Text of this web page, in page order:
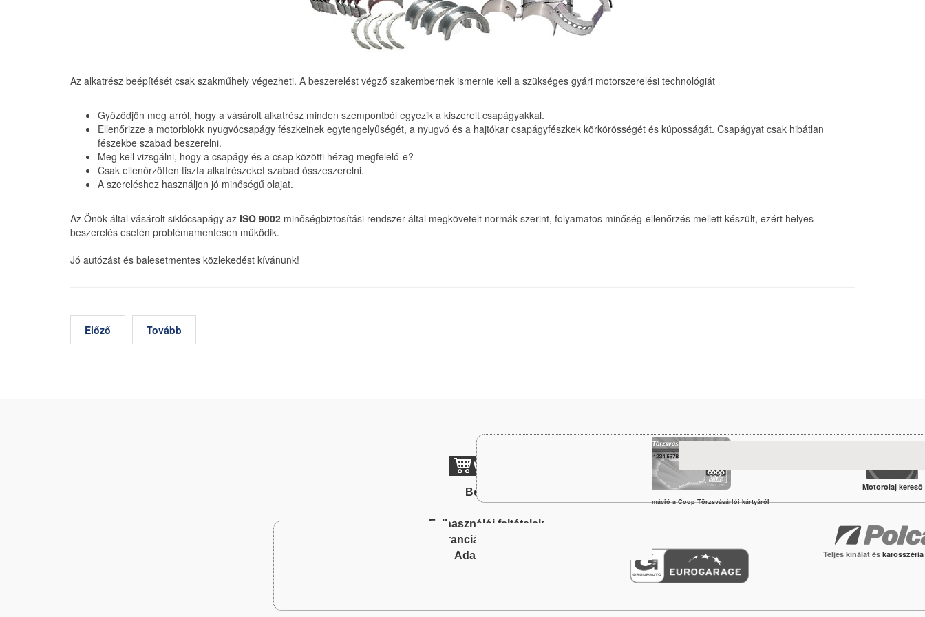
Az alkatrész beépítését csak szakműhely végezheti. A beszerelést végző szakembernek ismernie kell a szükséges gyári motorszerelési technológiát
Győződjön meg arról, hogy a vásárolt alkatrész minden szempontból egyezik a kiszerelt csapágyakkal.
Ellenőrizze a motorblokk nyugvócsapágy fészkeinek egytengelyűségét, a nyugvó és a hajtókar csapágyfészkek körkörösségét és kúposságát. Csapágyat csak hibátlan
fészekbe szabad beszerelni.
Meg kell vizsgálni, hogy a csapágy és a csap közötti hézag megfelelő-e?
Csak ellenőrzötten tiszta alkatrészeket szabad összeszerelni.
A szereléshez használjon jó minőségű olajat.
Az Önök által vásárolt siklócsapágy az ISO 9002 minőségbiztosítási rendszer által megkövetelt normák szerint, folyamatos minőség-ellenőrzés mellett készült, ezért helyes
beszerelés esetén problémamentesen működik.
Jó autózást és balesetmentes közlekedést kívánunk!
Előző Tovább
Belépés
Felhasználói feltételek
Garanciális feltételek
Adatkezelés
További információ a Coop Törzsvásárlói kártyáról
Motorolaj kereső
Teljes kínálat és